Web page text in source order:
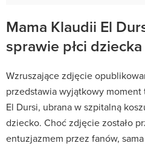
Mama Klaudii El
sprawie płci dziecka
Wzruszające zdjęcie
przedstawia wyjątkowy
El Dursi, ubrana w szpitalną
dziecko. Choć zdjęcie zostało
entuzjazmem przez fanów,